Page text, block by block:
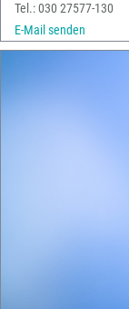
Tel.: 030 27577-130
E-Mail senden